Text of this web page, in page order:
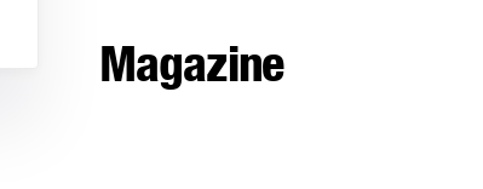
Magazine